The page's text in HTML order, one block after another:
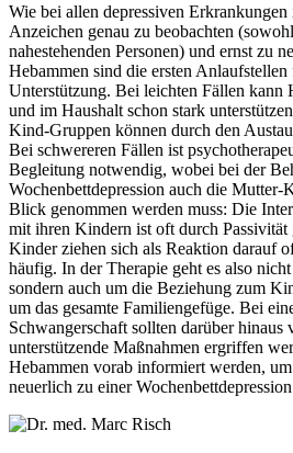
Wie bei allen depressiven Erkrankungen
Anzeichen genau zu beobachten
nahestehenden Personen) und ernst zu
Hebammen sind die ersten
Unterstützung. Bei leichten Fällen kann
und im Haushalt schon stark
Kind-Gruppen können durch den
Bei schwereren Fällen ist
Begleitung notwendig, wobei bei der
Wochenbettdepression auch die
Blick genommen werden muss: Die
mit ihren Kindern ist oft durch Passivität
Kinder ziehen sich als Reaktion darauf
häufig. In der Therapie geht es also
sondern auch um die Beziehung zum
um das gesamte Familiengefüge. Bei
Schwangerschaft sollten darüber hinaus
unterstützende Maßnahmen ergriffen
Hebammen vorab informiert werden,
neuerlich zu einer